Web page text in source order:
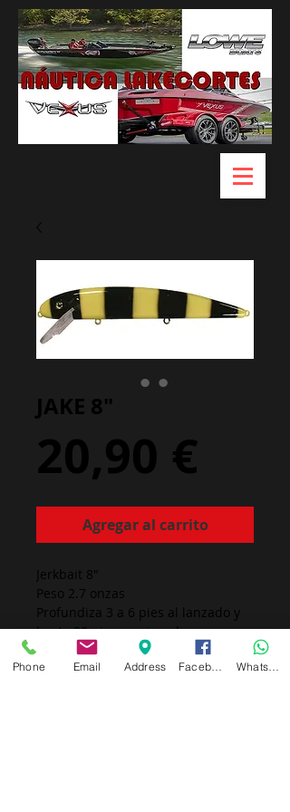
JAKE 8"
20,90 €
Agregar al carrito
Jerkbait 8"
Peso 2.7 onzas
Profundiza 3 a 6 pies al lanzado y
hasta 20 pies curricando
Phone Email Address